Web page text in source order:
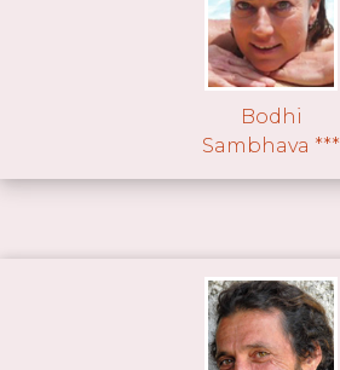
Bodhi
Sambhava ***